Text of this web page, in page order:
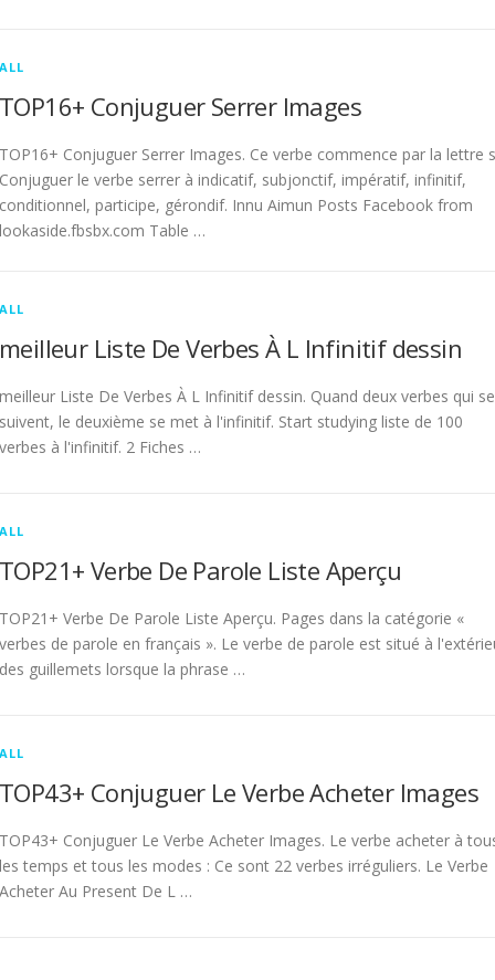
ALL
TOP16+ Conjuguer Serrer Images
TOP16+ Conjuguer Serrer Images. Ce verbe commence par la lettre
Conjuguer le verbe serrer à indicatif, subjonctif, impératif, infinitif,
conditionnel, participe, gérondif. Innu Aimun Posts Facebook from
lookaside.fbsbx.com Table …
ALL
meilleur Liste De Verbes À L Infinitif dessin
meilleur Liste De Verbes À L Infinitif dessin. Quand deux verbes qui se
suivent, le deuxième se met à l'infinitif. Start studying liste de 100
verbes à l'infinitif. 2 Fiches …
ALL
TOP21+ Verbe De Parole Liste Aperçu
TOP21+ Verbe De Parole Liste Aperçu. Pages dans la catégorie «
verbes de parole en français ». Le verbe de parole est situé à
des guillemets lorsque la phrase …
ALL
TOP43+ Conjuguer Le Verbe Acheter Images
TOP43+ Conjuguer Le Verbe Acheter Images. Le verbe acheter à
les temps et tous les modes : Ce sont 22 verbes irréguliers. Le Verbe
Acheter Au Present De L …